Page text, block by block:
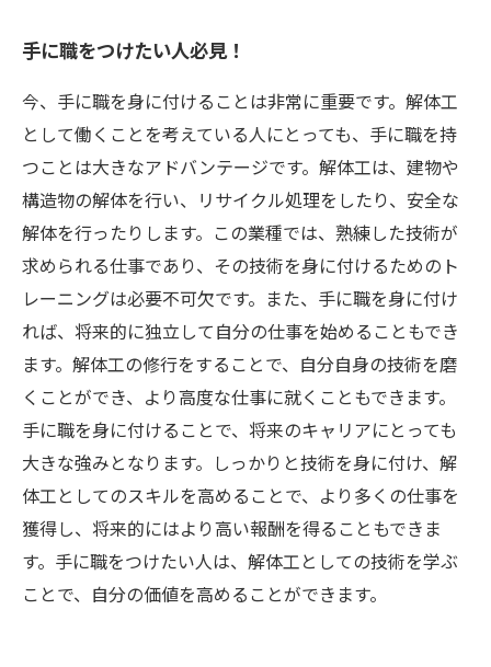
手に職をつけたい人必見！
今、手に職を身に付けることは非常に重要です。解体工
として働くことを考えている人にとっても、手に職を持
つことは大きなアドバンテージです。解体工は、建物や
構造物の解体を行い、リサイクル処理をしたり、安全な
解体を行ったりします。この業種では、熟練した技術が
求められる仕事であり、その技術を身に付けるためのト
レーニングは必要不可欠です。また、手に職を身に付け
れば、将来的に独立して自分の仕事を始めることもでき
ます。解体工の修行をすることで、自分自身の技術を磨
くことができ、より高度な仕事に就くこともできます。
手に職を身に付けることで、将来のキャリアにとっても
大きな強みとなります。しっかりと技術を身に付け、解
体工としてのスキルを高めることで、より多くの仕事を
獲得し、将来的にはより高い報酬を得ることもできま
す。手に職をつけたい人は、解体工としての技術を学ぶ
ことで、自分の価値を高めることができます。